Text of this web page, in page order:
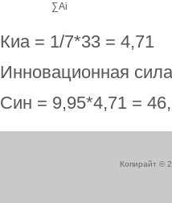
∑Аi
Киа = 1/7*33 = 4,71
Инновационная
Син = 9,95*4,71 =
Копирайт ©